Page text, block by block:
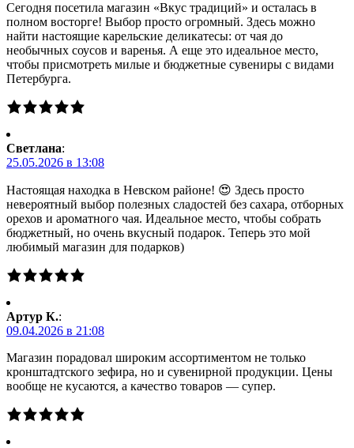
Сегодня посетила магазин «Вкус традиций» и осталась в
полном восторге! Выбор просто огромный. Здесь можно
найти настоящие карельские деликатесы: от чая до
необычных соусов и варенья. А еще это идеальное место,
чтобы присмотреть милые и бюджетные сувениры с видами
Петербурга.
Светлана:
25.05.2026 в 13:08
Настоящая находка в Невском районе! 😍 Здесь просто
невероятный выбор полезных сладостей без сахара, отборных
орехов и ароматного чая. Идеальное место, чтобы собрать
бюджетный, но очень вкусный подарок. Теперь это мой
любимый магазин для подарков)
Артур К.:
09.04.2026 в 21:08
Магазин порадовал широким ассортиментом не только
кронштадтского зефира, но и сувенирной продукции. Цены
вообще не кусаются, а качество товаров — супер.